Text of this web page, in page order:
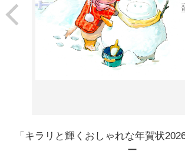
「キラリと輝くおしゃれな年賀状
ー